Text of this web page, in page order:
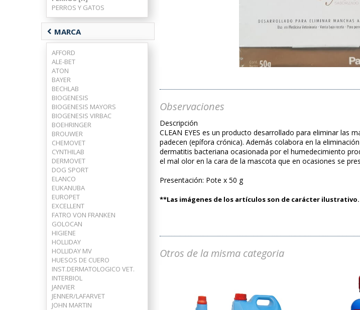
PERROS Y GATOS
chevron_left MARCA
AFFORD
ALE-BET
ATON
BAYER
BECHLAB
BIOGENESIS
BIOGENESIS MAYORS
BIOGENESIS VIRBAC
BOEHRINGER
BROUWER
CHEMOVET
CYNTHILAB
DERMOVET
DOG SPORT
ELANCO
EUKANUBA
EUROPET
EXCELLENT
FATRO VON FRANKEN
GOLOCAN
HIGIENE
HOLLIDAY
HOLLIDAY MV
HUESOS DE CUERO
INST.DERMATOLOGICO VET.
INTERBIOL
JANVIER
JENNER/LAFARVET
JOHN MARTIN
Observaciones
Descripción
CLEAN EYES es un producto desarrollado para eliminar las
padecen (epífora crónica). Además colabora en la
dermatitis bacteriana ocasionada por el humedecimiento
el mal olor en la cara de la mascota que en ocasiones se
Presentación: Pote x 50 g
**Las imágenes de los artículos son de carácter ilustrativo.
Otros de la misma categoria